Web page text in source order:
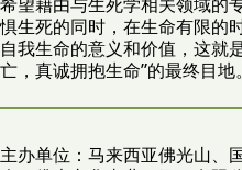
惧生死的同时，在生命有限的
自我生命的意义和价值，这就
亡，真诚拥抱生命”的最终目地。
主办单位：马来西亚佛光山、